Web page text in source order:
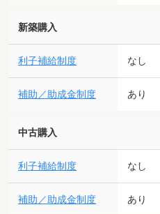
新築購入
利子補給制度 なし
補助／助成金制度 あり
中古購入
利子補給制度 なし
補助／助成金制度 あり